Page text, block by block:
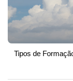
Tipos de